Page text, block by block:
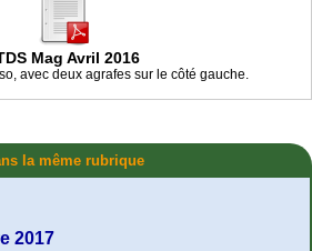
Mag Avril 2016
avec deux agrafes sur le côté gauche.
la même rubrique
2017